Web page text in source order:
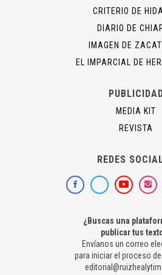
CRITERIO DE
DIARIO DE
IMAGEN DE
EL IMPARCIAL DE
MEDIA KIT
REVISTA
REDES
¿Buscas una
publicar tus
Envíanos un correo
para iniciar el proceso